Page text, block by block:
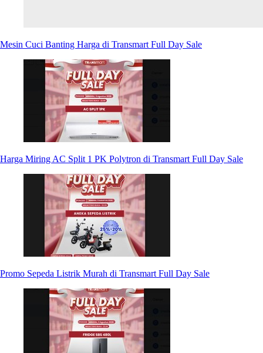
Mesin Cuci Banting Harga di Transmart Full Day Sale
Harga Miring AC Split 1 PK Polytron di Transmart Full Day Sale
Promo Sepeda Listrik Murah di Transmart Full Day Sale